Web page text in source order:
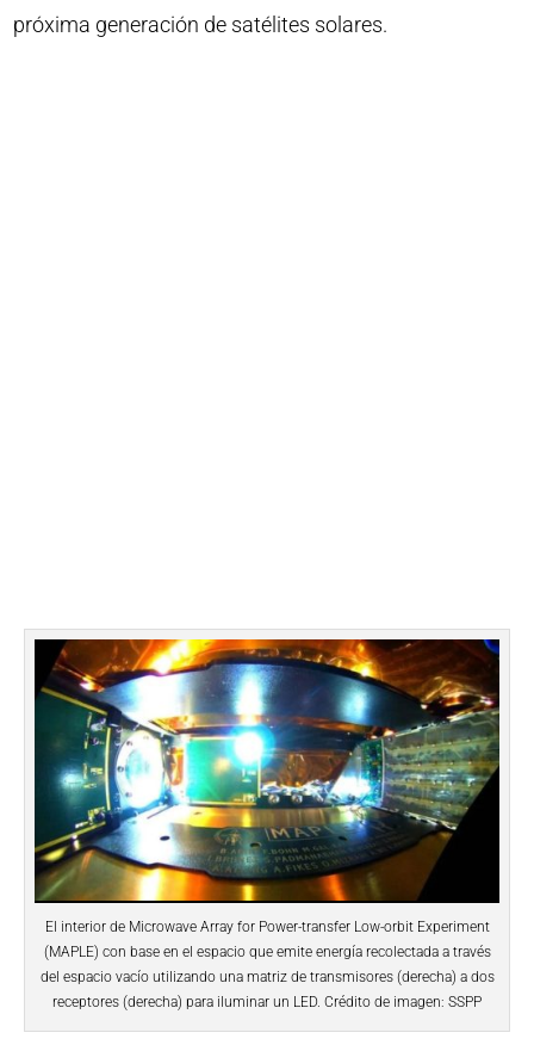
próxima generación de satélites solares.
El interior de Microwave Array for Power-transfer Low-orbit Experiment
(MAPLE) con base en el espacio que emite energía recolectada a través
del espacio vacío utilizando una matriz de transmisores (derecha) a dos
receptores (derecha) para iluminar un LED. Crédito de imagen: SSPP